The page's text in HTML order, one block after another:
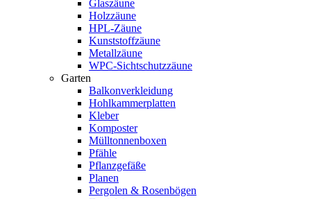
Glaszäune
Holzzäune
HPL-Zäune
Kunststoffzäune
Metallzäune
WPC-Sichtschutzzäune
Garten
Balkonverkleidung
Hohlkammerplatten
Kleber
Komposter
Mülltonnenboxen
Pfähle
Pflanzgefäße
Planen
Pergolen & Rosenbögen